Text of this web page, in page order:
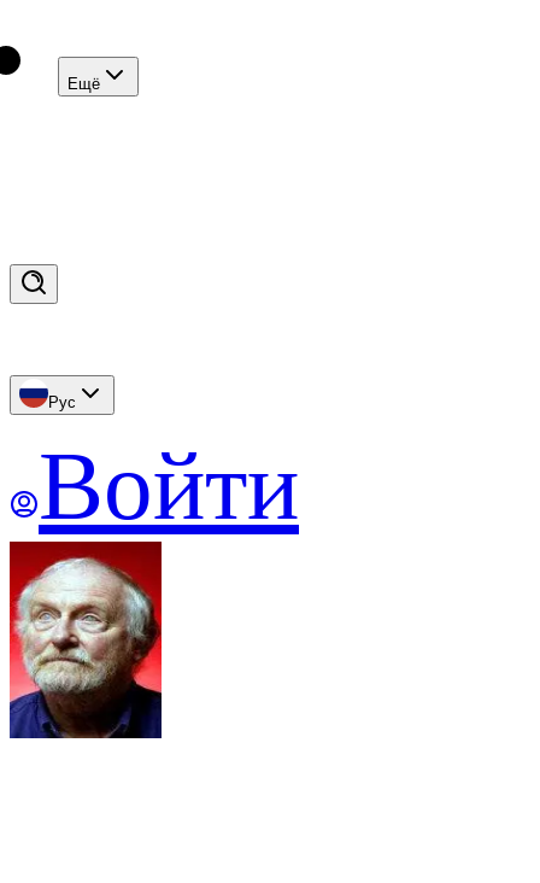
Eщё
Рус
Войти